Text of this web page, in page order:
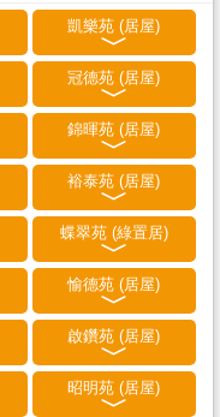
凱樂苑 (居屋)
冠德苑 (居屋)
錦暉苑 (居屋)
裕泰苑 (居屋)
蝶翠苑 (綠置居)
愉德苑 (居屋)
啟鑽苑 (居屋)
昭明苑 (居屋)